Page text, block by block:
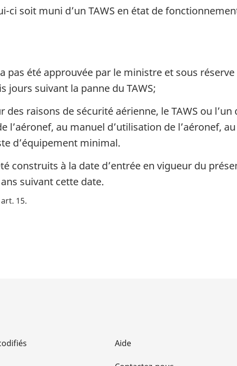
ci soit muni d’un TAWS en état de
pas été approuvée par le ministre et sous réserve
jours suivant la panne du TAWS;
raisons de sécurité aérienne, le TAWS ou l’un
au manuel d’utilisation de l’aéronef, au
d’équipement minimal.
construits à la date d’entrée en vigueur du
suivant cette date.
15
Aide